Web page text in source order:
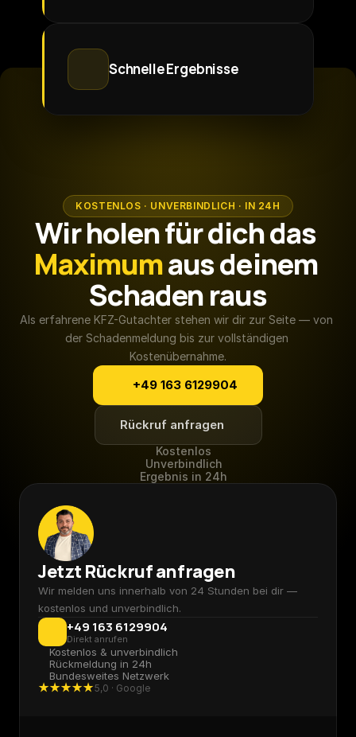
Schnelle Ergebnisse
KOSTENLOS · UNVERBINDLICH · IN 24H
Wir holen für dich das
Maximum aus deinem
Schaden raus
Als erfahrene KFZ-Gutachter stehen wir dir zur Seite — von
der Schadenmeldung bis zur vollständigen
Kostenübernahme.
+49 163 6129904
Rückruf anfragen
Kostenlos
Unverbindlich
Ergebnis in 24h
Jetzt Rückruf anfragen
Wir melden uns innerhalb von 24 Stunden bei dir —
kostenlos und unverbindlich.
+49 163 6129904
Direkt anrufen
Kostenlos & unverbindlich
Rückmeldung in 24h
Bundesweites Netzwerk
★★★★★5,0 · Google